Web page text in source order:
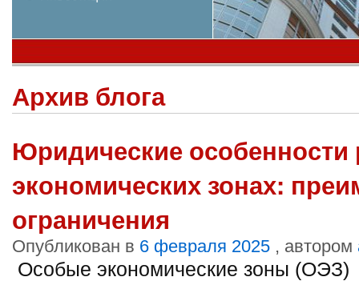
Архив блога
Юридические
экономических зонах:
ограничения
Опубликован в 6 февраля 2025 , автором
Особые экономические зоны (ОЭЗ)